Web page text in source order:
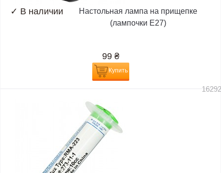
✓ В наличии
Настольная лампа на прищепке
(лампочки E27)
99 ₴
Купить